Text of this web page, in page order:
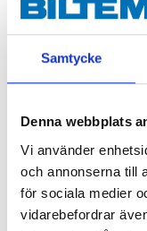
Samtycke
Denna webbplats
Vi använder
och annonserna till
för sociala medier
vidarebefordrar
9990
88-0105
Finns i lager i41